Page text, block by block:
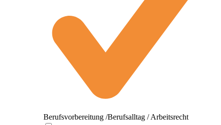
Berufsvorbereitung /Berufsalltag / Arbeitsrecht